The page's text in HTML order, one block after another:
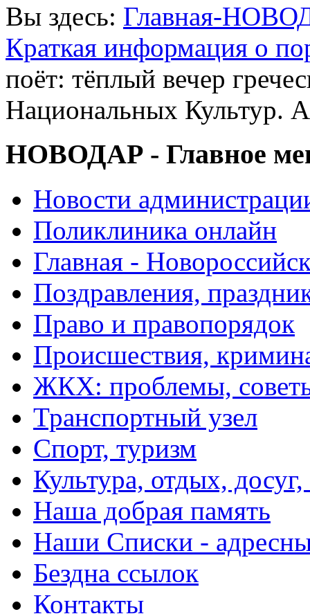
Вы здесь: Главная-
Краткая информация о
поёт: тёплый вечер
Национальных Культур.
НОВОДАР - Главное
Новости
Поликлиника онлайн
Главная -
Поздравления,
Право и правопорядок
Происшествия,
ЖКХ: проблемы,
Транспортный узел
Спорт, туризм
Культура, отдых,
Наша добрая память
Наши Списки -
Бездна ссылок
Контакты